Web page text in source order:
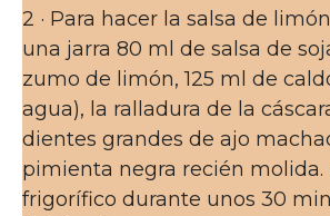
2 · Para hacer la salsa de
una jarra 80 ml de salsa de
zumo de limón, 125 ml de
agua), la ralladura de la
dientes grandes de ajo
pimienta negra recién molida.
frigorífico durante unos 30